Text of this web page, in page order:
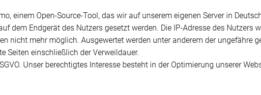
einem Open-Source-Tool, das wir auf unserem eigenen Server in
dem Endgerät des Nutzers gesetzt werden. Die IP-Adresse des Nutzers
nicht mehr möglich. Ausgewertet werden unter anderem der ungefähre
Seiten einschließlich der Verweildauer.
Unser berechtigtes Interesse besteht in der Optimierung unserer